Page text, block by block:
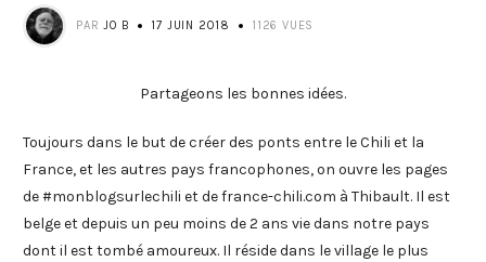
PARJO B 17 JUIN 2018 1126 VUES
Partageons les bonnes idées.
Toujours dans le but de créer des ponts entre le Chili et la
France, et les autres pays francophones, on ouvre les pages
de #monblogsurlechili et de france-chili.com à Thibault. Il est
belge et depuis un peu moins de 2 ans vie dans notre pays
dont il est tombé amoureux. Il réside dans le village le plus